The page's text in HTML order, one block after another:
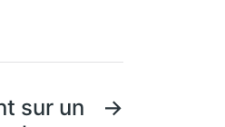
→
sur un